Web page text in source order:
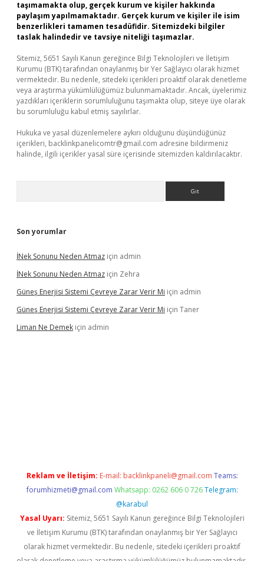
taşımamakta olup, gerçek kurum ve kişiler hakkında
paylaşım yapılmamaktadır. Gerçek kurum ve kişiler ile isim
benzerlikleri tamamen tesadüfidir. Sitemizdeki bilgiler
taslak halindedir ve tavsiye niteliği taşımazlar.
Sitemiz, 5651 Sayılı Kanun gereğince Bilgi Teknolojileri ve İletişim
Kurumu (BTK) tarafından onaylanmış bir Yer Sağlayıcı olarak hizmet
vermektedir. Bu nedenle, sitedeki içerikleri proaktif olarak denetleme
veya araştırma yükümlülüğümüz bulunmamaktadır. Ancak, üyelerimiz
yazdıkları içeriklerin sorumluluğunu taşımakta olup, siteye üye olarak
bu sorumluluğu kabul etmiş sayılırlar.
Hukuka ve yasal düzenlemelere aykırı olduğunu düşündüğünüz
içerikleri, backlinkpanelicomtr@gmail.com adresine bildirmeniz
halinde, ilgili içerikler yasal süre içerisinde sitemizden kaldırılacaktır.
Son yorumlar
İNek Sonunu Neden Atmaz için admin
İNek Sonunu Neden Atmaz için Zehra
Güneş Enerjisi Sistemi Çevreye Zarar Verir Mi için admin
Güneş Enerjisi Sistemi Çevreye Zarar Verir Mi için Taner
Liman Ne Demek için admin
Reklam ve İletişim: E-mail: backlinkpaneli@gmail.com Teams:
forumhizmeti@gmail.com Whatsapp: 0262 606 0 726 Telegram:
@karabul
Yasal Uyarı: Sitemiz, 5651 Sayılı Kanun gereğince Bilgi Teknolojileri
ve İletişim Kurumu (BTK) tarafından onaylanmış bir Yer Sağlayıcı
olarak hizmet vermektedir. Bu nedenle, sitedeki içerikleri proaktif